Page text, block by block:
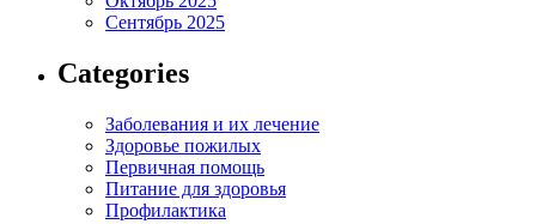
Сентябрь 2025
Categories
Заболевания и их лечение
Здоровье пожилых
Первичная помощь
Питание для здоровья
Профилактика